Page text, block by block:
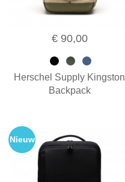
€ 90,00
Herschel Supply Kingston
Backpack
Nieuw